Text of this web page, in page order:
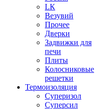
LК
Везувий
Прочее
Дверки
Задвижки для
печи
Плиты
Колосниковые
решетки
Термоизоляция
Суперизол
Суперсил